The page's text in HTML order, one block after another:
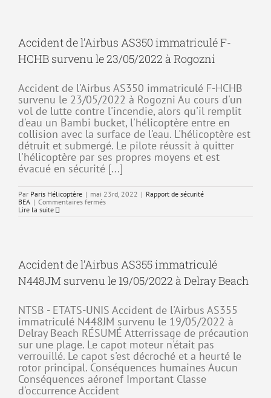
Accident de l’Airbus AS350 immatriculé F-
HCHB survenu le 23/05/2022 à Rogozni
Accident de l'Airbus AS350 immatriculé F-HCHB
survenu le 23/05/2022 à Rogozni Au cours d'un
vol de lutte contre l'incendie, alors qu'il remplit
d'eau un Bambi bucket, l'hélicoptère entre en
collision avec la surface de l'eau. L'hélicoptère est
détruit et submergé. Le pilote réussit à quitter
l'hélicoptère par ses propres moyens et est
évacué en sécurité [...]
Par Paris Hélicoptère | mai 23rd, 2022 | Rapport de sécurité
BEA | Commentaires ferméssur
survenu
le
23/05/2022
à
Lire la suite
Accident de l’Airbus AS355 immatriculé
N448JM survenu le 19/05/2022 à Delray Beach
NTSB - ETATS-UNIS Accident de l'Airbus AS355
immatriculé N448JM survenu le 19/05/2022 à
Delray Beach RÉSUMÉ Atterrissage de précaution
sur une plage. Le capot moteur n'était pas
verrouillé. Le capot s'est décroché et a heurté le
rotor principal. Conséquences humaines Aucun
Conséquences aéronef Important Classe
d'occurrence Accident